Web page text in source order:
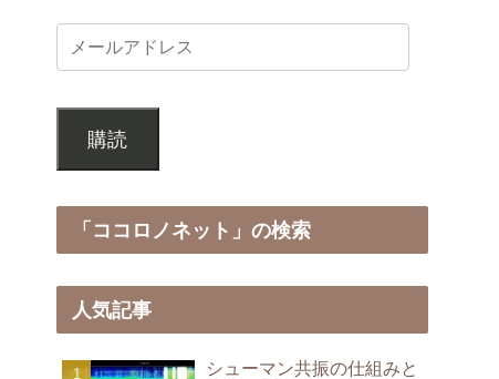
購読
「ココロノネット」の検索
人気記事
シューマン共振の仕組みと